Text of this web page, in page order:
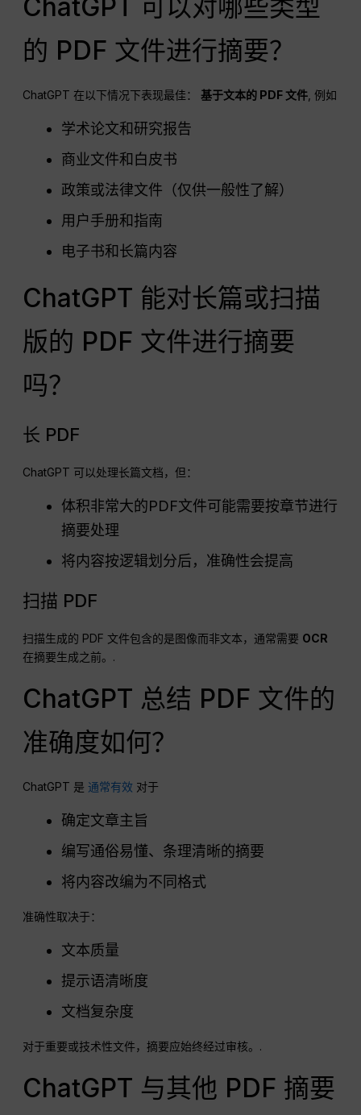
ChatGPT 可以对哪些类型
的 PDF 文件进行摘要？
ChatGPT 在以下情况下表现最佳：基于文本的 PDF 文件 , 例如
学术论文和研究报告
商业文件和白皮书
政策或法律文件（仅供一般性了解）
用户手册和指南
电子书和长篇内容
ChatGPT 能对长篇或扫描
版的 PDF 文件进行摘要
吗？
长 PDF
ChatGPT 可以处理长篇文档，但：
体积非常大的PDF文件可能需要按章节进行
摘要处理
将内容按逻辑划分后，准确性会提高
扫描 PDF
扫描生成的 PDF 文件包含的是图像而非文本，通常需要 OCR
在摘要生成之前。.
ChatGPT 总结 PDF 文件的
准确度如何？
ChatGPT 是通常有效 对于
确定文章主旨
编写通俗易懂、条理清晰的摘要
将内容改编为不同格式
准确性取决于：
文本质量
提示语清晰度
文档复杂度
对于重要或技术性文件，摘要应始终经过审核。.
ChatGPT 与其他 PDF 摘要